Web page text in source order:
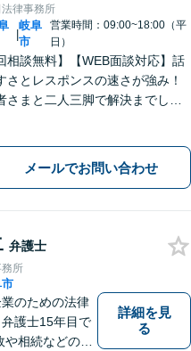
律事務所
|
岐阜
市
営業時間：09:00~18:00（平
日）
相談無料】【WEB面談対応】話
さとレスポンスの速さが強み！
さまと二人三脚で解決までしっ
に見出します。お悩みの方はぜ
談ください【柔軟な費用体系】
メールでお問い合わせ
弁護士
所
のための法律
護士15年目で
相続などの相
詳細を見
る